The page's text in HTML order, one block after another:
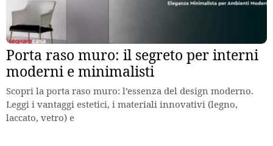
Porta raso muro: il segreto per interni
moderni e minimalisti
Scopri la porta raso muro: l’essenza del design moderno.
Leggi i vantaggi estetici, i materiali innovativi (legno,
laccato, vetro) e